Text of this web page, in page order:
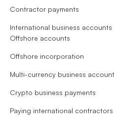
Contractor payments
International business accounts
Offshore accounts
Offshore incorporation
Multi-currency business
Crypto business payments
Paying international contractors